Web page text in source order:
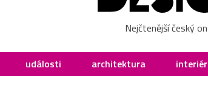
Nejčtenější český
události architektura interiér